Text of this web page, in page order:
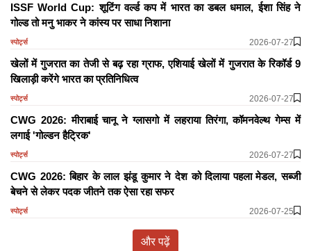
ISSF World Cup: शूटिंग वर्ल्ड कप में भारत का डबल धमाल, ईशा सिंह ने
गोल्ड तो मनु भाकर ने कांस्य पर साधा निशाना
स्पोर्ट्स 2026-07-27
खेलों में गुजरात का तेजी से बढ़ रहा ग्राफ, एशियाई खेलों में गुजरात के रिकॉर्ड 9
खिलाड़ी करेंगे भारत का प्रतिनिधित्व
स्पोर्ट्स 2026-07-27
CWG 2026: मीराबाई चानू ने ग्लासगो में लहराया तिरंगा, कॉमनवेल्थ गेम्स में
लगाई 'गोल्डन हैट्रिक'
स्पोर्ट्स 2026-07-27
CWG 2026: बिहार के लाल झंडू कुमार ने देश को दिलाया पहला मेडल, सब्जी
बेचने से लेकर पदक जीतने तक ऐसा रहा सफर
स्पोर्ट्स 2026-07-25
और पढ़ें